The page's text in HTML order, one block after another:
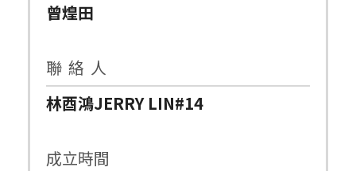
曾煌田
聯 絡 人
林酉鴻JERRY LIN#14
成立時間